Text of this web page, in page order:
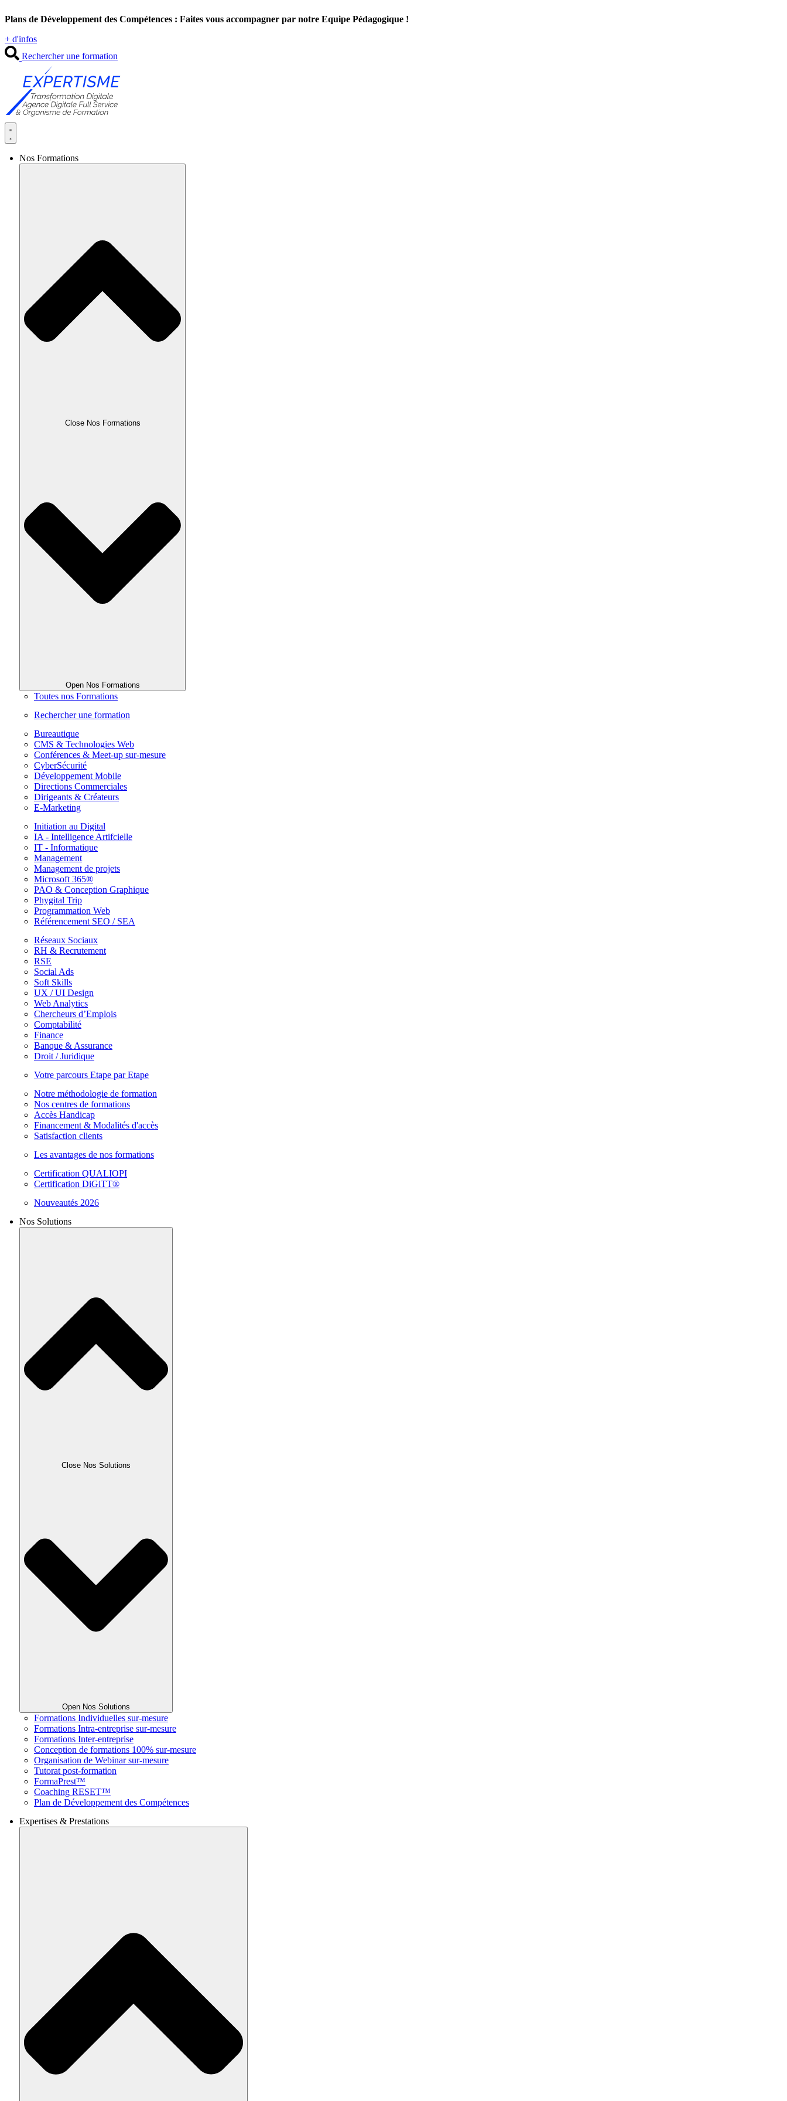
au
Plans de Développement des Compétences : Faites vous accompagner par notre Equipe Pédagogique !
+ d'infos
Rechercher une formation
Nos Formations
Close Nos Formations
Open Nos Formations
Toutes nos Formations
Rechercher une formation
Bureautique
CMS & Technologies Web
Conférences & Meet-up sur-mesure
CyberSécurité
Développement Mobile
Directions Commerciales
Dirigeants & Créateurs
E-Marketing
Initiation au Digital
IA - Intelligence Artifcielle
IT - Informatique
Management
Management de projets
Microsoft 365®
PAO & Conception Graphique
Phygital Trip
Programmation Web
Référencement SEO / SEA
Réseaux Sociaux
RH & Recrutement
RSE
Social Ads
Soft Skills
UX / UI Design
Web Analytics
Chercheurs d’Emplois
Comptabilité
Finance
Banque & Assurance
Droit / Juridique
Votre parcours Etape par Etape
Notre méthodologie de formation
Nos centres de formations
Accès Handicap
Financement & Modalités d'accès
Satisfaction clients
Les avantages de nos formations
Certification QUALIOPI
Certification DiGiTT®
Nouveautés 2026
Nos Solutions
Close Nos Solutions
Open Nos Solutions
Formations Individuelles sur-mesure
Formations Intra-entreprise sur-mesure
Formations Inter-entreprise
Conception de formations 100% sur-mesure
Organisation de Webinar sur-mesure
Tutorat post-formation
FormaPrest™
Coaching RESET™
Plan de Développement des Compétences
Expertises & Prestations